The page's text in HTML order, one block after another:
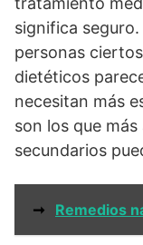
significa
personas
dietéticos
necesitan más
son los que
secundarios
➞ Remedios